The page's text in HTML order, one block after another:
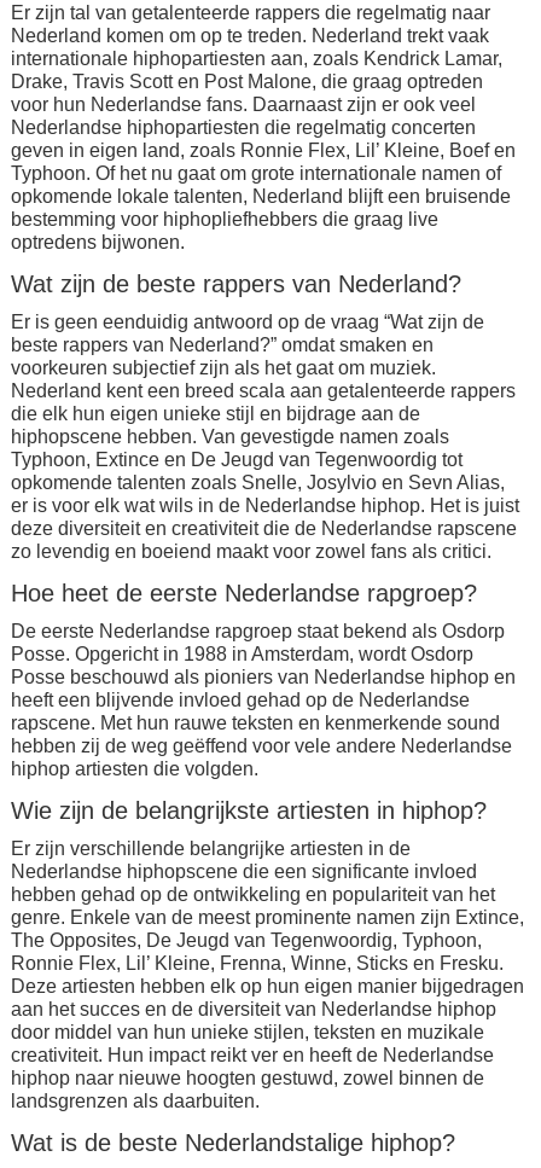
Er zijn tal van getalenteerde rappers die regelmatig naar
Nederland komen om op te treden. Nederland trekt vaak
internationale hiphopartiesten aan, zoals Kendrick Lamar,
Drake, Travis Scott en Post Malone, die graag optreden
voor hun Nederlandse fans. Daarnaast zijn er ook veel
Nederlandse hiphopartiesten die regelmatig concerten
geven in eigen land, zoals Ronnie Flex, Lil’ Kleine, Boef en
Typhoon. Of het nu gaat om grote internationale namen of
opkomende lokale talenten, Nederland blijft een bruisende
bestemming voor hiphopliefhebbers die graag live
optredens bijwonen.
Wat zijn de beste rappers van Nederland?
Er is geen eenduidig antwoord op de vraag “Wat zijn de
beste rappers van Nederland?” omdat smaken en
voorkeuren subjectief zijn als het gaat om muziek.
Nederland kent een breed scala aan getalenteerde rappers
die elk hun eigen unieke stijl en bijdrage aan de
hiphopscene hebben. Van gevestigde namen zoals
Typhoon, Extince en De Jeugd van Tegenwoordig tot
opkomende talenten zoals Snelle, Josylvio en Sevn Alias,
er is voor elk wat wils in de Nederlandse hiphop. Het is juist
deze diversiteit en creativiteit die de Nederlandse rapscene
zo levendig en boeiend maakt voor zowel fans als critici.
Hoe heet de eerste Nederlandse rapgroep?
De eerste Nederlandse rapgroep staat bekend als Osdorp
Posse. Opgericht in 1988 in Amsterdam, wordt Osdorp
Posse beschouwd als pioniers van Nederlandse hiphop en
heeft een blijvende invloed gehad op de Nederlandse
rapscene. Met hun rauwe teksten en kenmerkende sound
hebben zij de weg geëffend voor vele andere Nederlandse
hiphop artiesten die volgden.
Wie zijn de belangrijkste artiesten in hiphop?
Er zijn verschillende belangrijke artiesten in de
Nederlandse hiphopscene die een significante invloed
hebben gehad op de ontwikkeling en populariteit van het
genre. Enkele van de meest prominente namen zijn Extince,
The Opposites, De Jeugd van Tegenwoordig, Typhoon,
Ronnie Flex, Lil’ Kleine, Frenna, Winne, Sticks en Fresku.
Deze artiesten hebben elk op hun eigen manier bijgedragen
aan het succes en de diversiteit van Nederlandse hiphop
door middel van hun unieke stijlen, teksten en muzikale
creativiteit. Hun impact reikt ver en heeft de Nederlandse
hiphop naar nieuwe hoogten gestuwd, zowel binnen de
landsgrenzen als daarbuiten.
Wat is de beste Nederlandstalige hiphop?